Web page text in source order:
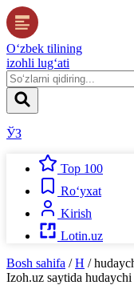
O‘zbek tilining
izohli lug‘ati
ЎЗ
Top 100
Ro‘yxat
Kirish
Lotin.uz
Bosh sahifa / H /
Izoh.uz saytida hudaychi